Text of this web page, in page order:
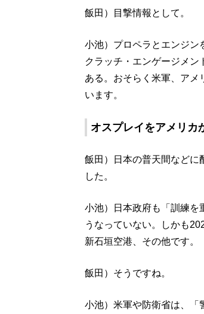
飯田）目撃情報として。
小池）プロペラとエンジン
クラッチ・エンゲージメ
ある。おそらく米軍、アメ
います。
オスプレイをアメリカ
飯田）日本の普天間などに
した。
小池）日本政府も「訓練を
うなっていない。しかも
新石垣空港、その他です。
飯田）そうですね。
小池）米軍や防衛省は、「